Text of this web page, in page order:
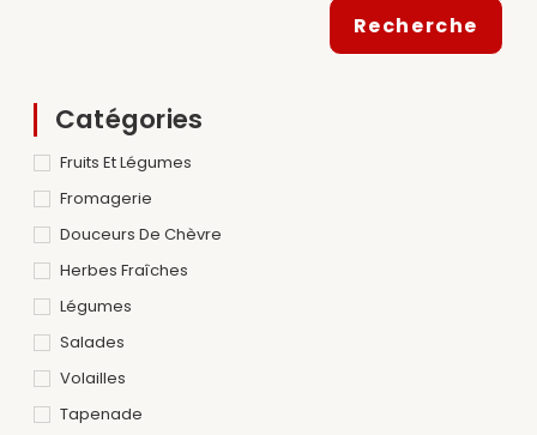
Recherche
Catégories
Fruits Et Légumes
Fromagerie
Douceurs De Chèvre
Herbes Fraîches
Légumes
Salades
Volailles
Tapenade